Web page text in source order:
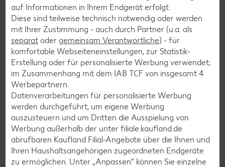
Salat-Rezepte
Spargel-Rezepte
Fleisch-Rezepte
Fisch-Rezepte
Geflügel-Rezepte
Lamm-Rezepte
Grill-Rezepte
Muffin-Rezepte
auf Informationen in Ihrem Endgerät erfolgt.
Diese sind teilweise technisch notwendig oder werden
mit Ihrer Zustimmung - auch durch Partner (u.a. als
separat oder gemeinsam Verantwortliche) - für
komfortable Webseiteneinstellungen, zur Statistik-
Erstellung oder für personalisierte Werbung verwendet;
im Zusammenhang mit dem IAB TCF von insgesamt 4
Werbepartnern.
Datenverarbeitungen für personalisierte Werbung
werden durchgeführt, um eigene Werbung
auszusteuern und um Dritten die Ausspielung von
Werbung außerhalb der unter filiale.kaufland.de
abrufbaren Kaufland Filial-Angebote über die Ihnen und
Ihren Haushaltsangehörigen zugeordneten Endgeräte
zu ermöglichen. Unter „Anpassen“ können Sie einzelne